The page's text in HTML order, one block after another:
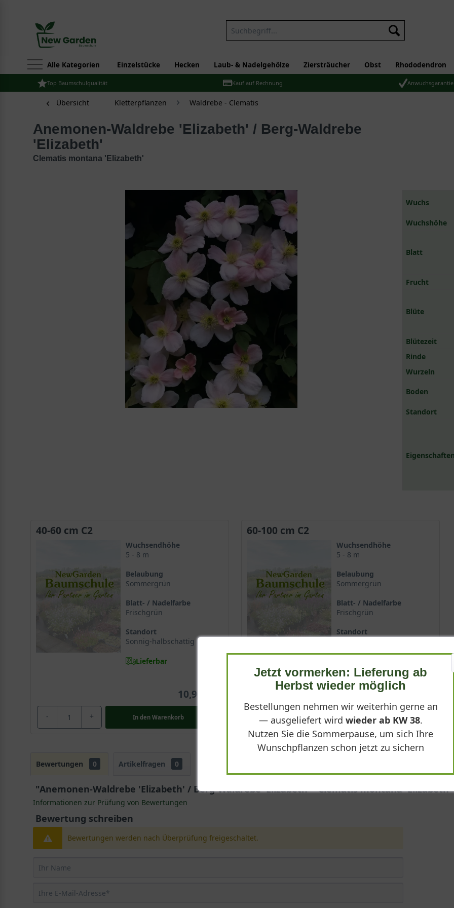
Alle Kategorien Einzelstücke Hecken Laub- & Nadelgehölze Ziersträucher Obst Rhododendron
Top Baumschulqualität Kauf auf Rechnung Anwuchsgarantie
Übersicht Kletterpflanzen Waldrebe - Clematis
Anemonen-Waldrebe 'Elizabeth' / Berg-Waldrebe
'Elizabeth'
Clematis montana 'Elizabeth'
Wuchs
Wuchshöhe
Blatt
Frucht
Blüte
Blütezeit
Rinde
Wurzeln
Boden
Standort
40-60 cm C2
Wuchsendhöhe
5 - 8 m
Belaubung
Sommergrün
Blatt- / Nadelfarbe
Frischgrün
Standort
Sonnig-halbschattig
Lieferbar
10,90 €
- + In den Warenkorb
60-100 cm C2
Wuchsendhöhe
5 - 8 m
Belaubung
Sommergrün
Blatt- / Nadelfarbe
Frischgrün
Standort
13,90 €
+ In den Warenkorb
Bewertungen 0 Artikelfragen 0
"Anemonen-Waldrebe 'Elizabeth' / Berg-Waldrebe 'Elizabeth' - Clematis montana
Informationen zur Prüfung von Bewertungen
Bewertung schreiben
Bewertungen werden nach Überprüfung freigeschaltet.
Jetzt vormerken: Lieferung ab
Herbst wieder möglich
Bestellungen nehmen wir weiterhin gerne an
— ausgeliefert wird wieder ab KW 38.
Nutzen Sie die Sommerpause, um sich Ihre
Wunschpflanzen schon jetzt zu sichern